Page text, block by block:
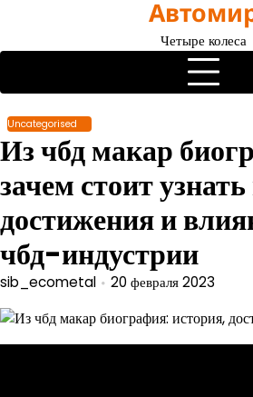
содержимому
Четыре колеса
Uncategorised
Из чбд макар
зачем стоит
достижения и
чбд-индустрии
sib_ecometal 20 февраля 2023